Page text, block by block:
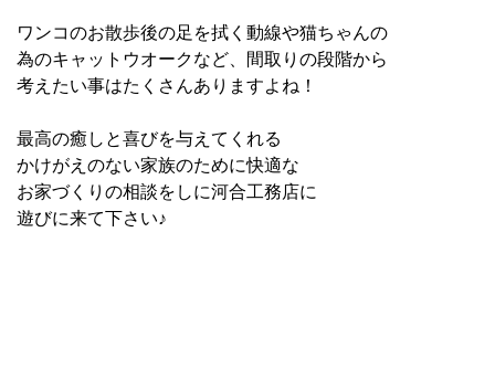
ワンコのお散歩後の足を拭く動線や猫ちゃんの
為のキャットウオークなど、間取りの段階から
考えたい事はたくさんありますよね！
最高の癒しと喜びを与えてくれる
かけがえのない家族のために快適な
お家づくりの相談をしに河合工務店に
遊びに来て下さい♪